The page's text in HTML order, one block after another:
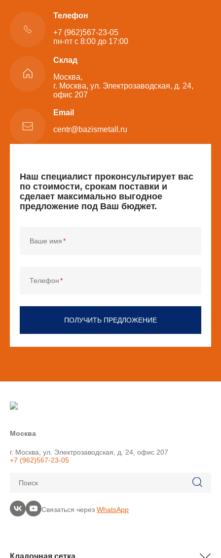
Телефон
+7 (962)567-23-05
пн-пт с 8:00 до 17:00
Склад
Москва,
г. Москва, ул. Электрозаводская, д. 24,
офис 207
Email
centr@bazismetall.ru
Наш специалист проконсультирует вас
по стоимости, срокам поставки и
сделает максимально выгодное
предложение под Ваш бюджет.
Ваше имя
Телефон
ПОЛУЧИТЬ ПРЕДЛОЖЕНИЕ
Москва
г. Москва, ул. Электрозаводская, д. 24, офис 207
+7 (962)567-23-05
Поиск
Связаться через WhatsApp
Кладочная сетка